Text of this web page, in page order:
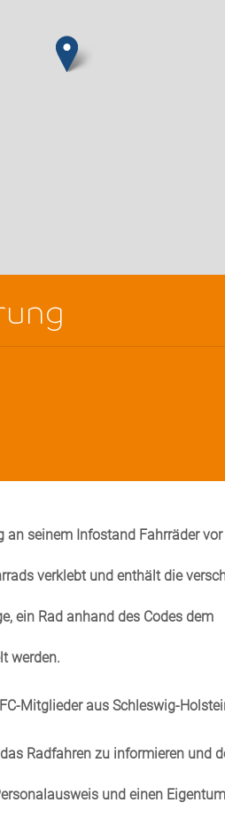
seinem Infostand Fahrräder vor
verklebt und enthält die
ein Rad anhand des Codes dem
werden.
Mitglieder aus Schleswig-
Radfahren zu informieren und
und einen